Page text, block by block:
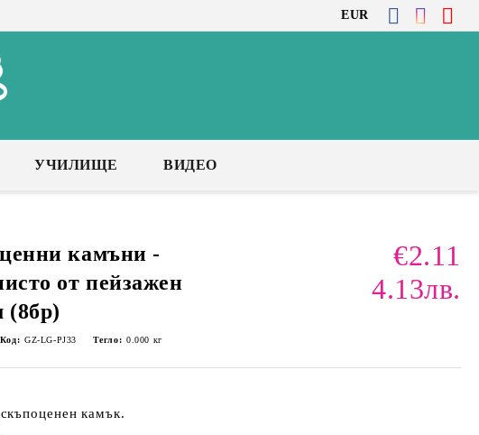
EUR
УЧИЛИЩЕ ВИДЕО
камъни -
от пейзажен
(8бр)
€2.11
4.13лв.
Код: GZ-LG-PJ33 Тегло: 0.000 кг
камък.